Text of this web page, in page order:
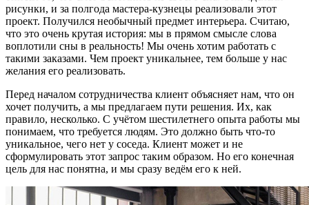
рисунки, и за полгода мастера-кузнецы реализовали этот
проект. Получился необычный предмет интерьера. Считаю,
что это очень крутая история: мы в прямом смысле слова
воплотили сны в реальность! Мы очень хотим работать с
такими заказами. Чем проект уникальнее, тем больше у нас
желания его реализовать.
Перед началом сотрудничества клиент объясняет нам, что он
хочет получить, а мы предлагаем пути решения. Их, как
правило, несколько. С учётом шестилетнего опыта работы мы
понимаем, что требуется людям. Это должно быть что-то
уникальное, чего нет у соседа. Клиент может и не
сформулировать этот запрос таким образом. Но его конечная
цель для нас понятна, и мы сразу ведём его к ней.